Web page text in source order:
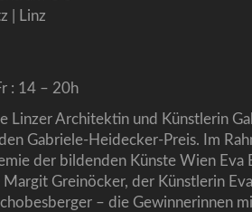
| Linz
: 14 – 20h
Linzer Architektin und Künstlerin
Gabriele-Heidecker-Preis. Im
der bildenden Künste Wien
Greinöcker, der Künstlerin
– die Gewinnerinnen